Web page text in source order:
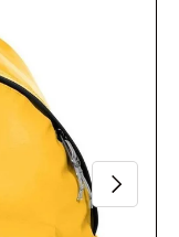
Sonraki